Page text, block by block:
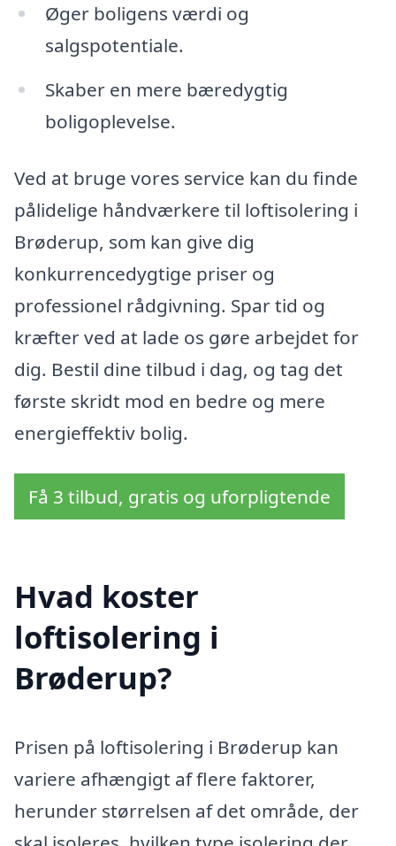
Øger boligens værdi og
salgspotentiale.
Skaber en mere bæredygtig
boligoplevelse.
Ved at bruge vores service kan du finde
pålidelige håndværkere til loftisolering i
Brøderup, som kan give dig
konkurrencedygtige priser og
professionel rådgivning. Spar tid og
kræfter ved at lade os gøre arbejdet for
dig. Bestil dine tilbud i dag, og tag det
første skridt mod en bedre og mere
energieffektiv bolig.
Få 3 tilbud, gratis og uforpligtende
Hvad koster
loftisolering i
Brøderup?
Prisen på loftisolering i Brøderup kan
variere afhængigt af flere faktorer,
herunder størrelsen af det område, der